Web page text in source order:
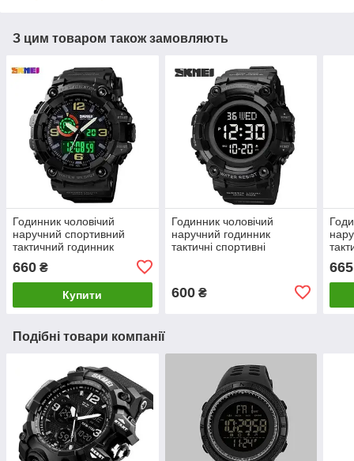
З цим товаром також замовляють
Годинник чоловічий
наручний спортивний
тактичний годинник
660 ₴
Купити
Годинник чоловічий
наручний годинник
тактичні спортивні
600₴
665
Подібні товари компанії